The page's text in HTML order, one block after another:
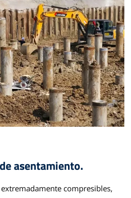
asentamiento.
compresibles,